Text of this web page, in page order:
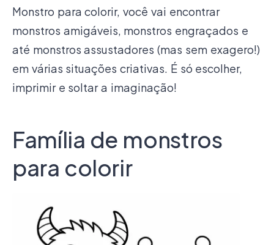
Monstro para colorir, você vai encontrar
monstros amigáveis, monstros engraçados e
até monstros assustadores (mas sem exagero!)
em várias situações criativas. É só escolher,
imprimir e soltar a imaginação!
Família de monstros
para colorir